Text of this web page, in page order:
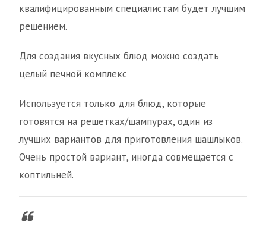
квалифицированным специалистам будет лучшим
решением.
Для создания вкусных блюд можно создать
целый печной комплекс
Используется только для блюд, которые
готовятся на решетках/шампурах, один из
лучших вариантов для приготовления шашлыков.
Очень простой вариант, иногда совмещается с
коптильней.